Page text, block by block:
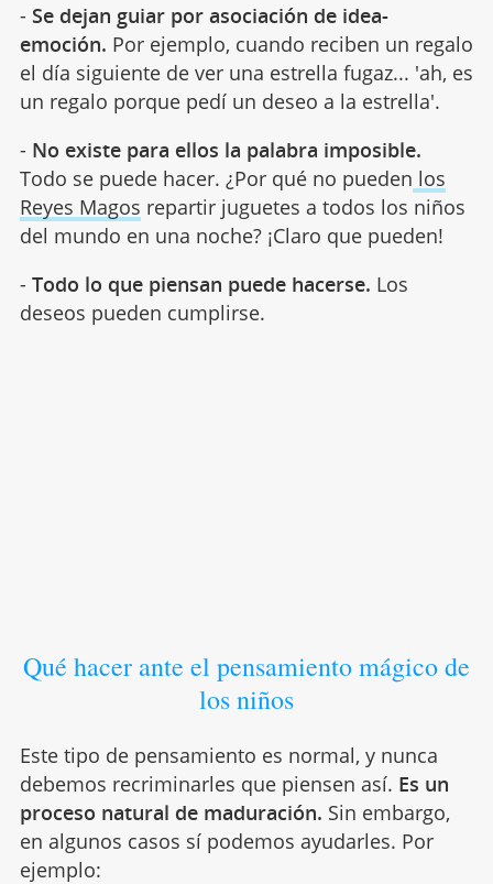
- Se dejan guiar por asociación de idea-
emoción. Por ejemplo, cuando reciben un regalo
el día siguiente de ver una estrella fugaz... 'ah, es
un regalo porque pedí un deseo a la estrella'.
- No existe para ellos la palabra imposible.
Todo se puede hacer. ¿Por qué no pueden los
Reyes Magos repartir juguetes a todos los niños
del mundo en una noche? ¡Claro que pueden!
- Todo lo que piensan puede hacerse. Los
deseos pueden cumplirse.
Qué hacer ante el pensamiento mágico de
los niños
Este tipo de pensamiento es normal, y nunca
debemos recriminarles que piensen así. Es un
proceso natural de maduración. Sin embargo,
en algunos casos sí podemos ayudarles. Por
ejemplo: